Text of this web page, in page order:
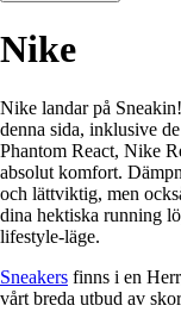
Nike
Nike landar på
denna sida, inklusive
Phantom React, Nike
absolut komfort.
och lättviktig, men
dina hektiska running
lifestyle-läge.
Sneakers finns i en
vårt breda utbud av